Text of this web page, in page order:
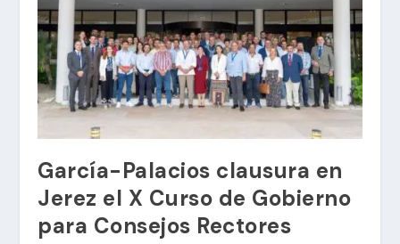
García-Palacios clausura en
Jerez el X Curso de Gobierno
para Consejos Rectores